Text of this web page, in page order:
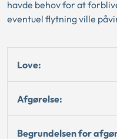
havde behov for at
eventuel flytning ville
Love:
Afgørelse:
Begrundelsen for